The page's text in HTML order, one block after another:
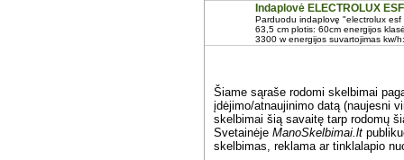
Indaplovė ELECTROLUX
Parduodu indaplovę "electrolux
63,5 cm plotis: 60cm energijos
3300 w energijos suvartojimas kw/
Šiame sąraše rodomi skelbimai
įdėjimo/atnaujinimo datą (naujesni
skelbimai šią savaitę tarp rodomų
Svetainėje ManoSkelbimai.lt
skelbimas, reklama ar tinklalapio